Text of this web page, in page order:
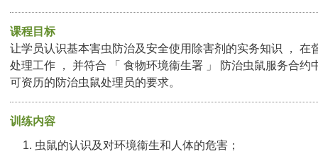
课程目标
让学员认识基本害虫防治及安全使用除害剂的实务知识 ， 在
处理工作 ， 并符合 「 食物环境衞生署 」 防治虫鼠服务合约
可资历的防治虫鼠处理员的要求。
训练内容
虫鼠的认识及对环境衞生和人体的危害；